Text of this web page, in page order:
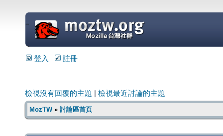
=
登入 註冊
檢視沒有回覆的主題 檢視最近討論的主題
MozTW» 討論區首頁